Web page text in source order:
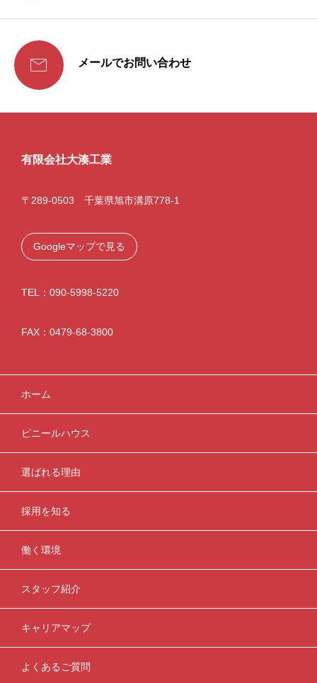
 メールでお問い合わせ
有限会社大湊工業
〒289-0503 千葉県旭市溝原778-1
Googleマップで見る
TEL：090-5998-5220
FAX：0479-68-3800
ホーム
ビニールハウス
選ばれる理由
採用を知る
働く環境
スタッフ紹介
キャリアマップ
よくあるご質問